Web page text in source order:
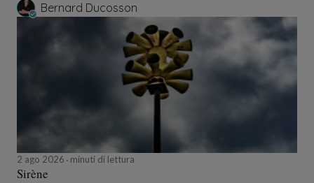
Bernard Ducosson
2 ago 2026 minuti di lettura
Sirène